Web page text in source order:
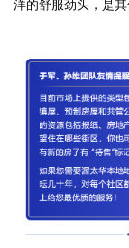
洋的舒服劲头，是